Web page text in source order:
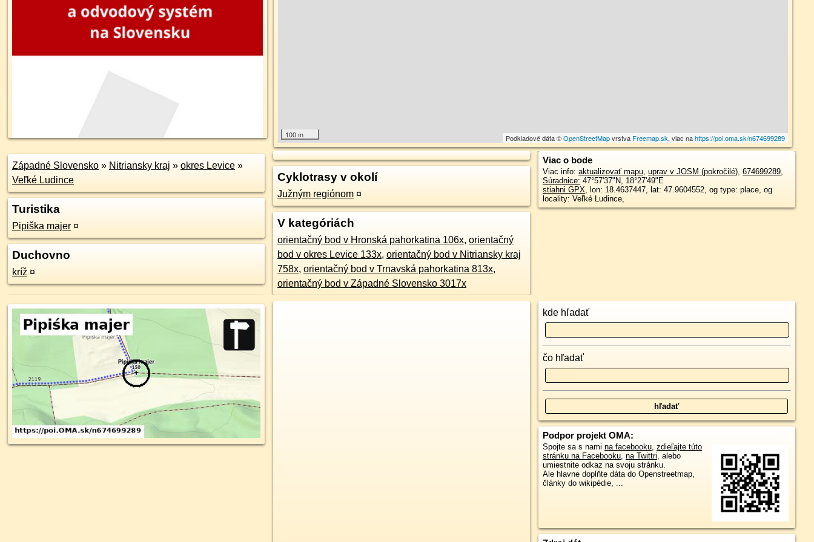
100 m Podkladové dáta ©OpenStreetMapvrstva Freemap.sk, viac nahttps://poi.oma.sk/n674699289
Západné Slovensko » Nitriansky kraj » okres Levice »
Veľké Ludince
Turistika
Pipiška majer ¤
Duchovno
kríž ¤
Cyklotrasy v okolí
Južným regiónom ¤
V kategóriách
orientačný bod v Hronská pahorkatina 106x, orientačný
bod v okres Levice 133x, orientačný bod v Nitriansky kraj
758x, orientačný bod v Trnavská pahorkatina 813x,
orientačný bod v Západné Slovensko 3017x
Viac o bode
Viac info: aktualizovať mapu, uprav v JOSM (pokročilé), 674699289,
Súradnice: 47°57'37"N, 18°27'49"E
stiahni GPX, lon: 18.4637447, lat: 47.9604552, og type: place, og
locality: Veľké Ludince,
kde hľadať
čo hľadať
Podpor projekt OMA:
Spojte sa s nami na facebooku, zdieľajte túto
stránku na Facebooku, na Twittri, alebo
umiestnite odkaz na svoju stránku.
Ale hlavne doplňte dáta do Openstreetmap,
články do wikipédie, ...